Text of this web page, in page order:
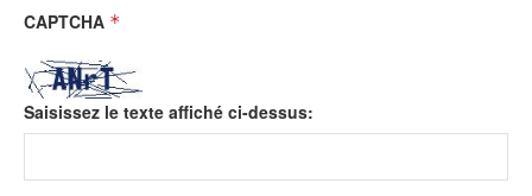
CAPTCHA *
Saisissez le texte affiché ci-dessus: